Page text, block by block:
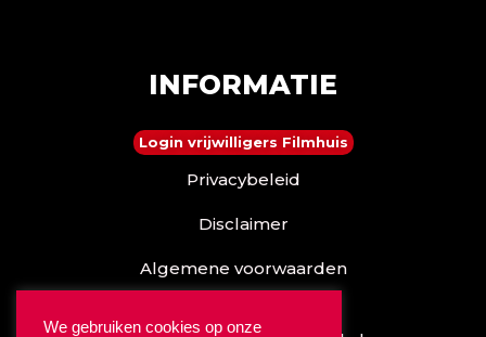
INFORMATIE
Login vrijwilligers Filmhuis
Privacybeleid
Disclaimer
Algemene voorwaarden
We gebruiken cookies op onze